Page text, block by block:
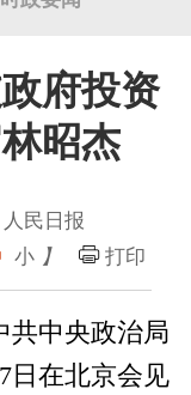
府投资
昭杰
民日报
小 】 打印
中央政治局
日在北京会见